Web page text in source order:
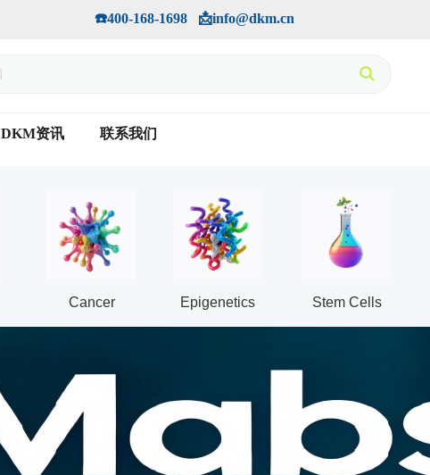
手机版
☎️400-168-1698   📩info@dkm.cn
DKM资讯 联系我们
Cancer Epigenetics Stem Cells